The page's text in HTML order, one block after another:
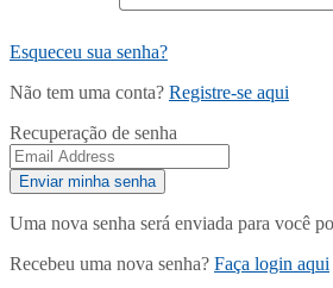
Esqueceu sua senha?
Não tem uma conta? Registre-se aqui
Recuperação de senha
Uma nova senha será enviada para você
Recebeu uma nova senha? Faça login aqui